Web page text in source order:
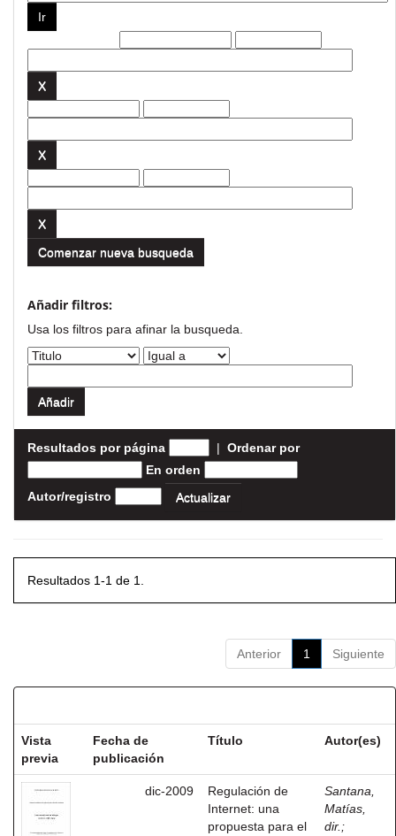
Comenzar nueva busqueda
Añadir filtros:
Usa los filtros para afinar la busqueda.
Resultados por página | Ordenar por
En orden
Autor/registro
Resultados 1-1 de 1.
Anterior 1 Siguiente
Vista
previa
Fecha de
publicación
Título Autor(es)
dic-2009
Regulación de
Internet: una
propuesta para el
Santana,
Matías,
dir. ;